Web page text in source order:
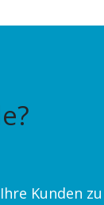
Kunden